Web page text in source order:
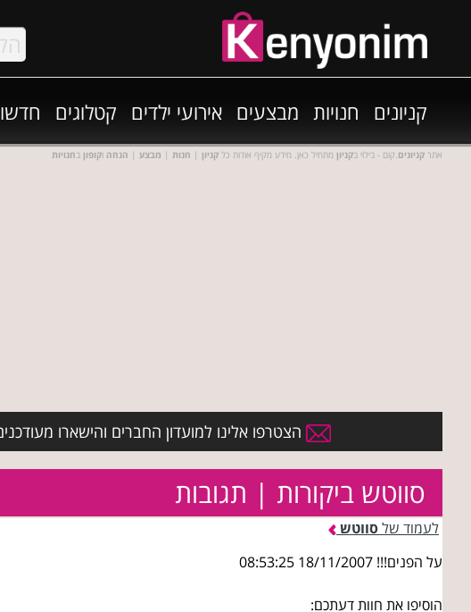
קניונים חנויות מבצעים אירועי ילדים קטלוגים
אתר קניונים.קום - בילוי בקניון מתחיל כאן. מידע מקיף אודות כל קניון | חנות | מבצע | הנחה וקופון בחנויות
הצטרפו אלינו למועדון החברים והישארו
סווטש ביקורות | תגובות
לעמוד שלסווטש
על הפנים!!! 18/11/2007 08:53:25
הוסיפו את חוות דעתכם: